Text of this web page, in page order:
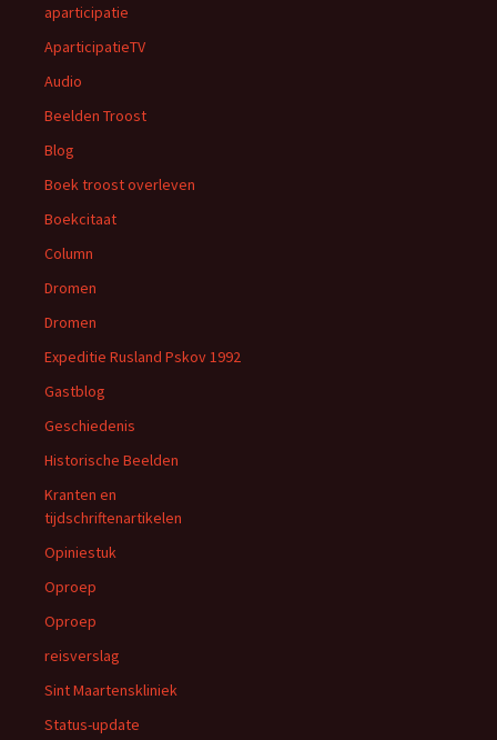
aparticipatie
AparticipatieTV
Audio
Beelden Troost
Blog
Boek troost overleven
Boekcitaat
Column
Dromen
Dromen
Expeditie Rusland Pskov 1992
Gastblog
Geschiedenis
Historische Beelden
Kranten en
tijdschriftenartikelen
Opiniestuk
Oproep
Oproep
reisverslag
Sint Maartenskliniek
Status-update